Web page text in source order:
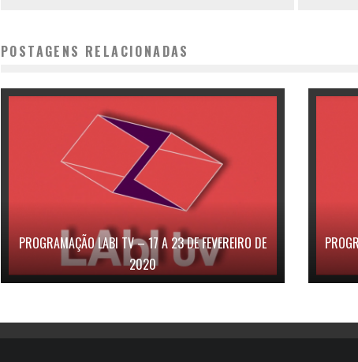
POSTAGENS RELACIONADAS
PROGRAMAÇÃO LABI TV – 17 A 23 DE FEVEREIRO DE
2020